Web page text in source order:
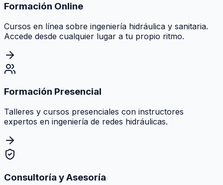
Formación Online
Cursos en línea sobre ingeniería hidráulica y sanitaria.
Accede desde cualquier lugar a tu propio ritmo.
Formación Presencial
Talleres y cursos presenciales con instructores
expertos en ingeniería de redes hidráulicas.
Consultoría y Asesoría